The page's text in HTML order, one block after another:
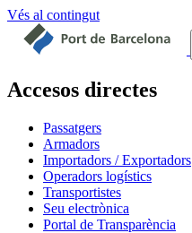
Vés al contingut
Accesos directes
Passatgers
Armadors
Importadors / Exportadors
Operadors logístics
Transportistes
Seu electrònica
Portal de Transparència